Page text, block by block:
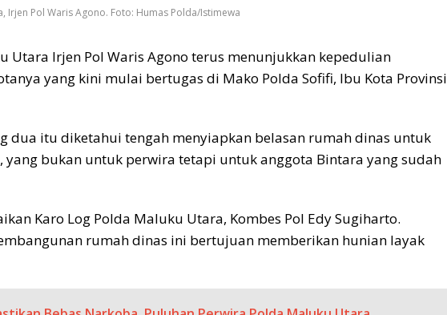
Irjen Pol Waris Agono. Foto: Humas Polda/Istimewa
Utara Irjen Pol Waris Agono terus menunjukkan kepedulian
yang kini mulai bertugas di Mako Polda Sofifi, Ibu Kota Provinsi
dua itu diketahui tengah menyiapkan belasan rumah dinas untuk
yang bukan untuk perwira tetapi untuk anggota Bintara yang sudah
‎‎Karo Log Polda Maluku Utara, Kombes Pol Edy Sugiharto.
rumah dinas ini bertujuan memberikan hunian layak